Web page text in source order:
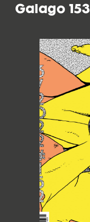
Galago 153